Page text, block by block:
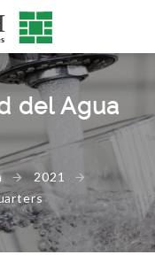
del Agua
2021